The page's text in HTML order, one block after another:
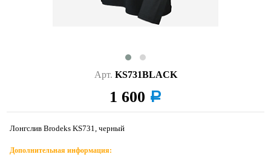
Арт. KS731BLACK
1 600 a
Лонгслив Brodeks KS731, черный
Дополнительная информация: